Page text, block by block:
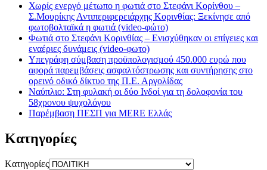
Χωρίς ενεργό μέτωπο η φωτιά στο Στεφάνι Κορίνθου –
Σ.Μουρίκης Αντιπεριφερειάρχης Κορινθίας: Ξεκίνησε από
φωτοβολταϊκά η φωτιά (video-φώτο)
Φωτιά στο Στεφάνι Κορινθίας – Ενισχύθηκαν οι επίγειες και
εναέριες δυνάμεις (video-φωτο)
Υπεγράφη σύμβαση προϋπολογισμού 450.000 ευρώ που
αφορά παρεμβάσεις ασφαλτόστρωσης και συντήρησης στο
ορεινό οδικό δίκτυο της Π.Ε. Αργολίδας
Ναύπλιο: Στη φυλακή οι δύο Ινδοί για τη δολοφονία του
58χρονου ψυχολόγου
Παρέμβαση ΠΕΣΠ για MERE Ελλάς
Kατηγορίες
Kατηγορίες